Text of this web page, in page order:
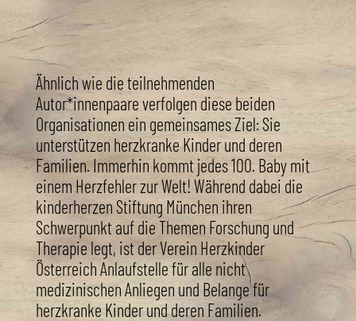
Ähnlich wie die teilnehmenden
Autor*innenpaare verfolgen diese beiden
Organisationen ein gemeinsames Ziel: Sie
unterstützen herzkranke Kinder und deren
Familien. Immerhin kommt jedes 100. Baby mit
einem Herzfehler zur Welt! Während dabei die
kinderherzen Stiftung München ihren
Schwerpunkt auf die Themen Forschung und
Therapie legt, ist der Verein Herzkinder
Österreich Anlaufstelle für alle nicht
medizinischen Anliegen und Belange für
herzkranke Kinder und deren Familien.